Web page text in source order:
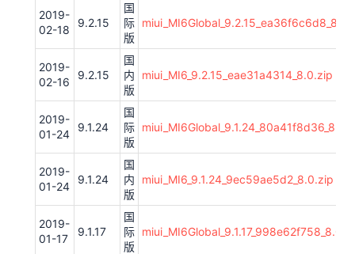
2019-
02-18
9.2.15
国
际
版
2019-
02-16
9.2.15
国
内
版
miui_MI6_9.2.15_eae31a4314_8.0.zip
2019-
01-24
9.1.24
国
际
版
2019-
01-24
9.1.24
国
内
版
miui_MI6_9.1.24_9ec59ae5d2_8.0.zip
2019-
01-17
9.1.17
国
际
版